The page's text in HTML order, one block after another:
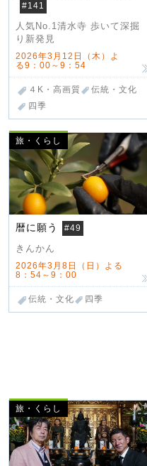
#141
人気No.1清水寺 歩いて深掘
り新発見
2026年3月12日（木）よ
る9：00～9：54
４K・高画質
伝統・文化
四季
旅・くらし
暦に願う #49
きんかん
2026年3月8日（日）よる
8：54～9：00
伝統・文化 四季
旅・くらし